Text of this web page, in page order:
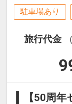
駐車場あり
旅行代金
【50周